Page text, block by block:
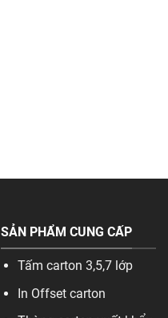
SẢN PHẨM CUNG CẤP
Tấm carton 3,5,7 lớp
In Offset carton